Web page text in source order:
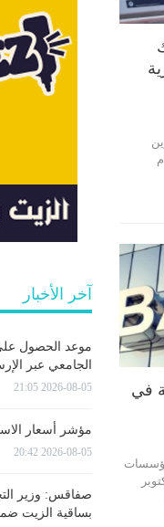
في
اليوم الخميس 16 اكتوبر
آخر الأخبار
موعد الحصول على
الجامعي عبر
2026-08-05 21:05
مؤشر أسعار
2026-08-05 20:42
صفاقس: وزير
بساقية الزيت